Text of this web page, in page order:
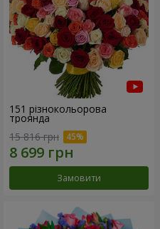
151 різнокольорова
троянда
15 816 грн
Замовити